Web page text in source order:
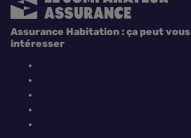
Assurance Habitation : ça peut vous
intéresser